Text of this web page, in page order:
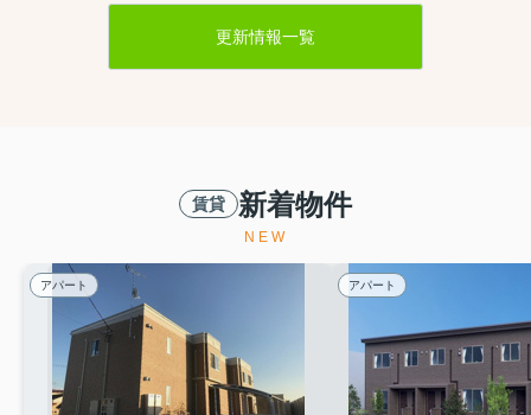
更新情報一覧
賃貸 新着物件
NEW
アパート アパート